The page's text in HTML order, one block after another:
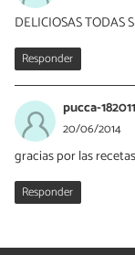
DELICIOSAS TODAS
Responder
pucca-182011
20/06/2014
gracias por las
Responder